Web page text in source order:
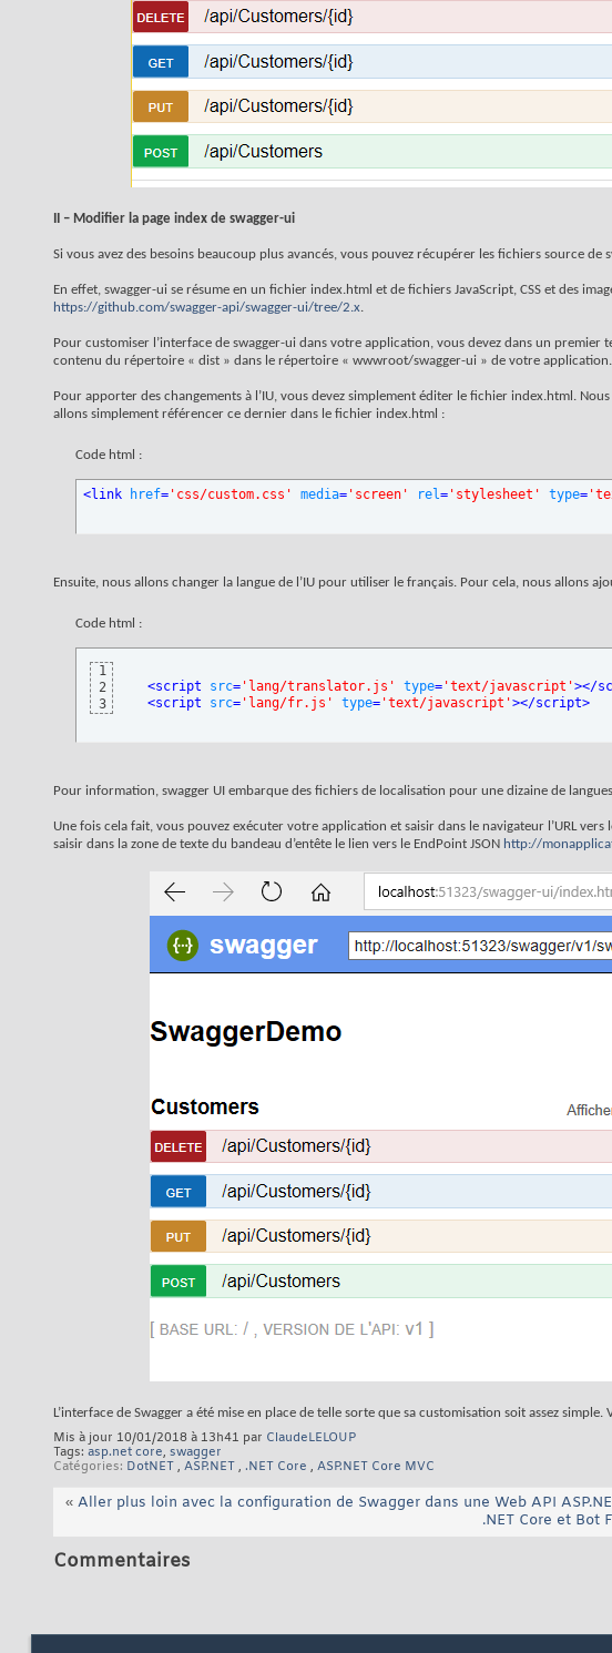
II – Modifier la page index de swagger-ui
Si vous avez des besoins beaucoup plus avancés, vous pouvez récupérer les fichiers source
En effet, swagger-ui se résume en un fichier index.html et de fichiers JavaScript, CSS et des
https://github.com/swagger-api/swagger-ui/tree/2.x.
Pour customiser l’interface de swagger-ui dans votre application, vous devez dans un
contenu du répertoire « dist » dans le répertoire « wwwroot/swagger-ui » de votre application.
Pour apporter des changements à l’IU, vous devez simplement éditer le fichier index.html.
allons simplement référencer ce dernier dans le fichier index.html :
Code html :
<link href= 'css/custom.css' media= 'screen' rel= 'stylesheet' type=
Ensuite, nous allons changer la langue de l’IU pour utiliser le français. Pour cela, nous allons
Code html :
1
2
3
<script src= 'lang/translator.js' type= 'text/javascript'></
<script src= 'lang/fr.js' type= 'text/javascript'></script>
Pour information, swagger UI embarque des fichiers de localisation pour une dizaine de
Une fois cela fait, vous pouvez exécuter votre application et saisir dans le navigateur l’URL
saisir dans la zone de texte du bandeau d’entête le lien vers le EndPoint JSON http://
L’interface de Swagger a été mise en place de telle sorte que sa customisation soit assez
Mis à jour 10/01/2018 à 13h41 par ClaudeLELOUP
Tags: asp.net core, swagger
Catégories DotNET , ASP.NET , .NET Core , ASP.NET Core MVC
« Aller plus loin avec la configuration de Swagger dans une Web API
.NET Core et Bot
Commentaires